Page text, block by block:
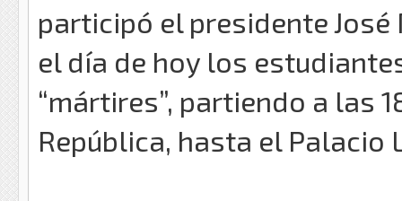
participó el presidente
el día de hoy los
“mártires”, partiendo a las
República, hasta el Palacio